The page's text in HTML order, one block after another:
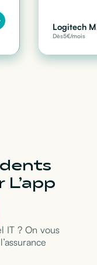
Logitech
Dès5€/mois
IT ? On vous